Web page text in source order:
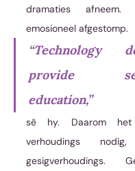
dramaties
emosioneel afgestomp.
“Technology
provide
education,”
sê hy. Daarom
verhoudings
gesigverhoudings.